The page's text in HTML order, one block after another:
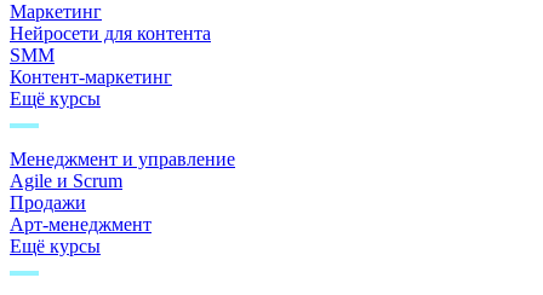
Маркетинг
Нейросети для контента
SMM
Контент-маркетинг
Ещё курсы
Менеджмент и управление
Agile и Scrum
Продажи
Арт-менеджмент
Ещё курсы